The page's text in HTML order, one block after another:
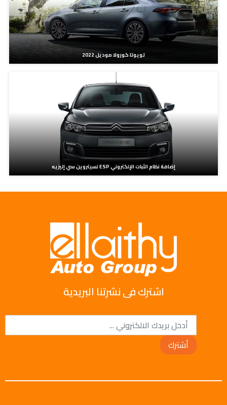
تويوتا كورولا موديل 2022
إضافة نظام الثبات الإلكتروني ESP لسيتروين سي إليزيه
اشترك فى نشرتنا البريدية
أشترك